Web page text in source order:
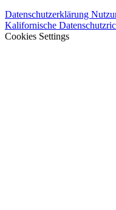
Datenschutzerklärung
Kalifornische
Cookies Settings